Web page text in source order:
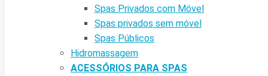
Spas Privados com Móvel
Spas privados sem móvel
Spas Públicos
Hidromassagem
ACESSÓRIOS PARA SPAS